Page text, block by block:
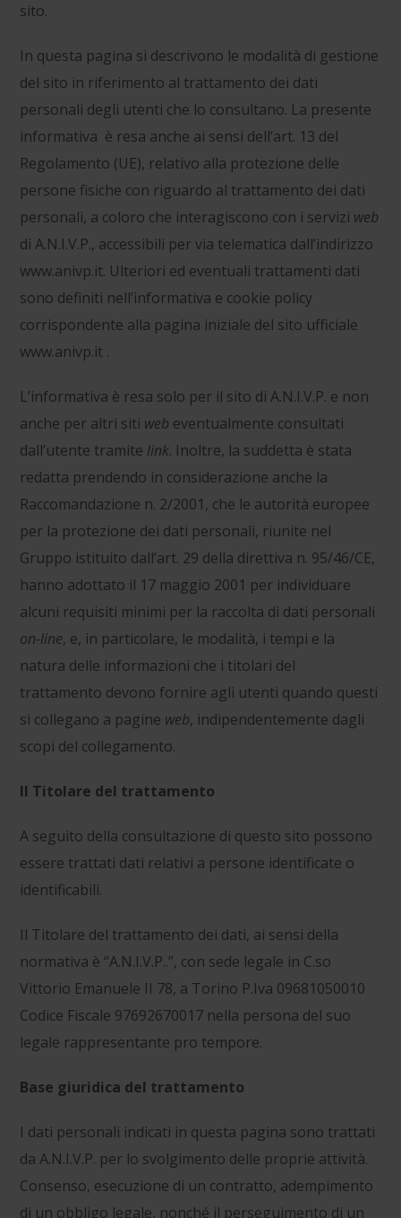
sito.
In questa pagina si descrivono le modalità di gestione
del sito in riferimento al trattamento dei dati
personali degli utenti che lo consultano. La presente
informativa è resa anche ai sensi dell’art. 13 del
Regolamento (UE), relativo alla protezione delle
persone fisiche con riguardo al trattamento dei dati
personali, a coloro che interagiscono con i servizi web
di A.N.I.V.P., accessibili per via telematica dall’indirizzo
www.anivp.it. Ulteriori ed eventuali trattamenti dati
sono definiti nell’informativa e cookie policy
corrispondente alla pagina iniziale del sito ufficiale
www.anivp.it .
L’informativa è resa solo per il sito di A.N.I.V.P. e non
anche per altri siti web eventualmente consultati
dall’utente tramite link. Inoltre, la suddetta è stata
redatta prendendo in considerazione anche la
Raccomandazione n. 2/2001, che le autorità europee
per la protezione dei dati personali, riunite nel
Gruppo istituito dall’art. 29 della direttiva n. 95/46/CE,
hanno adottato il 17 maggio 2001 per individuare
alcuni requisiti minimi per la raccolta di dati personali
on-line, e, in particolare, le modalità, i tempi e la
natura delle informazioni che i titolari del
trattamento devono fornire agli utenti quando questi
si collegano a pagine web, indipendentemente dagli
scopi del collegamento.
Il Titolare del trattamento
A seguito della consultazione di questo sito possono
essere trattati dati relativi a persone identificate o
identificabili.
Il Titolare del trattamento dei dati, ai sensi della
normativa è “A.N.I.V.P..”, con sede legale in C.so
Vittorio Emanuele II 78, a Torino P.Iva 09681050010
Codice Fiscale 97692670017 nella persona del suo
legale rappresentante pro tempore.
Base giuridica del trattamento
I dati personali indicati in questa pagina sono trattati
da A.N.I.V.P. per lo svolgimento delle proprie attività.
Consenso, esecuzione di un contratto, adempimento
di un obbligo legale, nonché il perseguimento di un